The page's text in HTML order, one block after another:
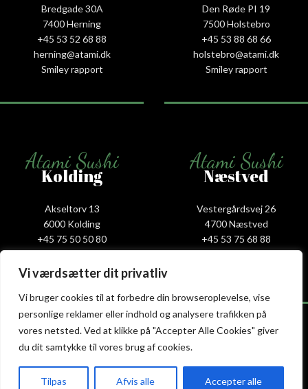
Vi værdsætter dit privatliv
Vi bruger cookies til at forbedre din browseroplevelse, vise
personlige reklamer eller indhold og analysere trafikken på
vores netsted. Ved at klikke på "Accepter Alle Cookies" giver
du dit samtykke til vores brug af cookies.
Tilpas Afvis alle Accepter alle
Bredgade 30A
7400 Herning
+45 53 52 68 88
herning@atami.dk
Smiley rapport
Den Røde PI 19
7500 Holstebro
+45 53 88 68 66
holstebro@atami.dk
Smiley rapport
Atami Sushi
Kolding
Akseltorv 13
6000 Kolding
+45 75 50 50 80
kolding@atami.dk
Smiley rapport
Atami Sushi
Næstved
Vestergårdsvej 26
4700 Næstved
+45 53 75 68 88
naestved@atami.dk
Atami Sushi
Odense
Atami Sushi
Randers